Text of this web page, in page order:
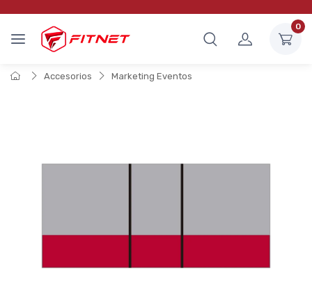
0
Accesorios Marketing Eventos